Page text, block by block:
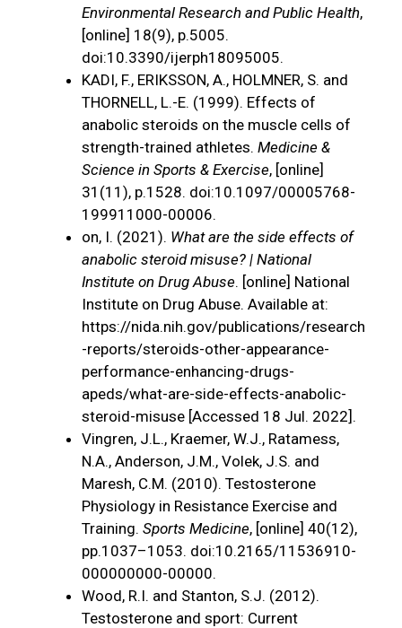
Environmental Research and Public Health,
[online] 18(9), p.5005.
doi:10.3390/ijerph18095005.
‌KADI, F., ERIKSSON, A., HOLMNER, S. and
THORNELL, L.-E. (1999). Effects of
anabolic steroids on the muscle cells of
strength-trained athletes. Medicine &
Science in Sports & Exercise, [online]
31(11), p.1528. doi:10.1097/00005768-
199911000-00006.
‌on, I. (2021). What are the side effects of
anabolic steroid misuse? | National
Institute on Drug Abuse. [online] National
Institute on Drug Abuse. Available at:
https://nida.nih.gov/publications/research
-reports/steroids-other-appearance-
performance-enhancing-drugs-
apeds/what-are-side-effects-anabolic-
steroid-misuse [Accessed 18 Jul. 2022].
Vingren, J.L., Kraemer, W.J., Ratamess,
N.A., Anderson, J.M., Volek, J.S. and
Maresh, C.M. (2010). Testosterone
Physiology in Resistance Exercise and
Training. Sports Medicine, [online] 40(12),
pp.1037–1053. doi:10.2165/11536910-
000000000-00000.
Wood, R.I. and Stanton, S.J. (2012).
Testosterone and sport: Current